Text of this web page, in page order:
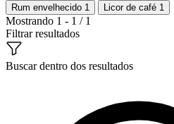
Rum envelhecido 1 Licor de café 1
Mostrando 1 - 1 / 1
Filtrar resultados
Buscar dentro dos resultados